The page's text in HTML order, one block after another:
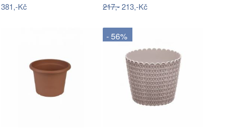
381,-Kč 217,-213,-Kč
- 56%